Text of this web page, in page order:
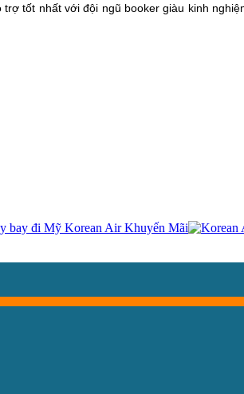
tốt nhất với đội ngũ booker giàu kinh